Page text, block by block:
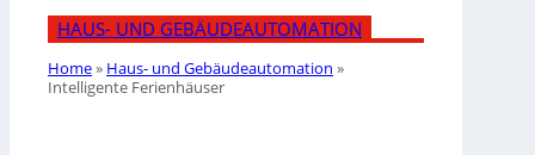
HAUS- UND GEBÄUDEAUTOMATION
Home» Haus- und Gebäudeautomation »
Intelligente Ferienhäuser